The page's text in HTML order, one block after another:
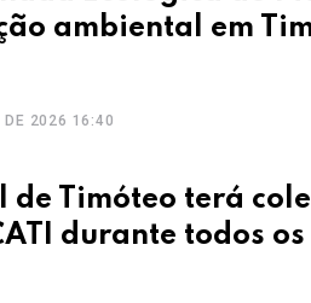
ambiental em
DE 2026 16:40
de Timóteo terá
durante todos